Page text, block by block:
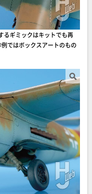
るギミックはキットでも再
ではボックスアートのもの